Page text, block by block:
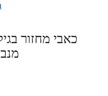
כאבי מחזור